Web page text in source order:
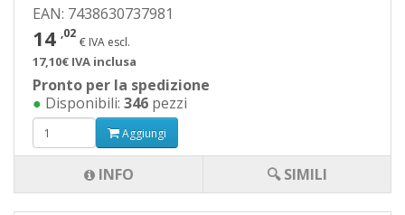
EAN: 7438630737981
14 ,02
€ IVA escl.
17,10€ IVA inclusa
Pronto per la spedizione
● Disponibili: 346 pezzi
Aggiungi
INFO 🔍 SIMILI